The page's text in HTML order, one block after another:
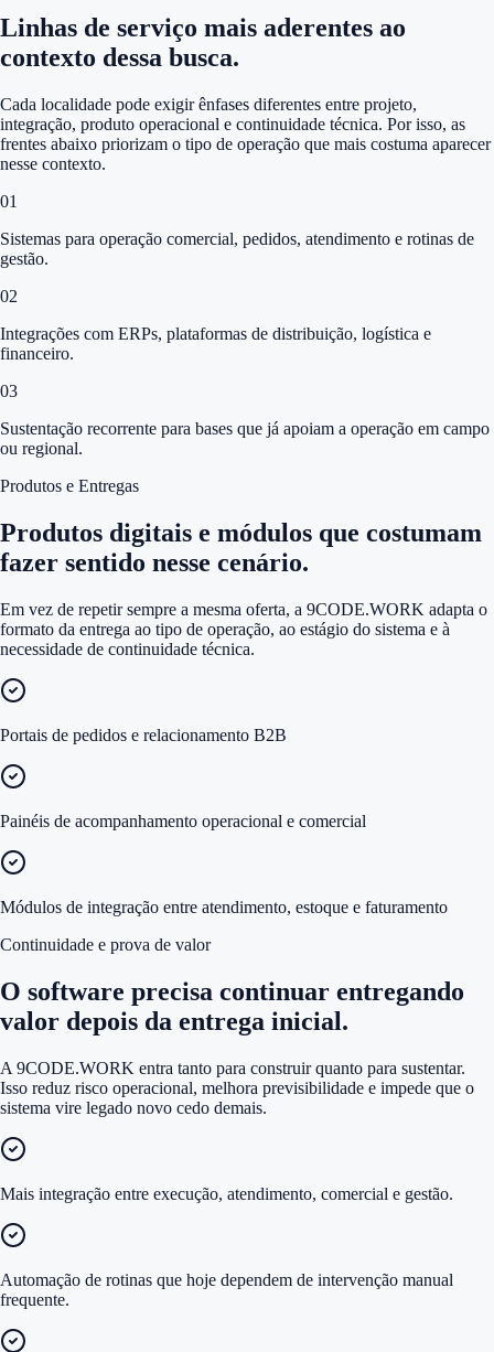
Linhas de serviço mais aderentes ao
contexto dessa busca.
Cada localidade pode exigir ênfases diferentes entre projeto,
integração, produto operacional e continuidade técnica. Por isso, as
frentes abaixo priorizam o tipo de operação que mais costuma aparecer
nesse contexto.
01
Sistemas para operação comercial, pedidos, atendimento e rotinas de
gestão.
02
Integrações com ERPs, plataformas de distribuição, logística e
financeiro.
03
Sustentação recorrente para bases que já apoiam a operação em campo
ou regional.
Produtos e Entregas
Produtos digitais e módulos que costumam
fazer sentido nesse cenário.
Em vez de repetir sempre a mesma oferta, a 9CODE.WORK adapta o
formato da entrega ao tipo de operação, ao estágio do sistema e à
necessidade de continuidade técnica.
Portais de pedidos e relacionamento B2B
Painéis de acompanhamento operacional e comercial
Módulos de integração entre atendimento, estoque e faturamento
Continuidade e prova de valor
O software precisa continuar entregando
valor depois da entrega inicial.
A 9CODE.WORK entra tanto para construir quanto para sustentar.
Isso reduz risco operacional, melhora previsibilidade e impede que o
sistema vire legado novo cedo demais.
Mais integração entre execução, atendimento, comercial e gestão.
Automação de rotinas que hoje dependem de intervenção manual
frequente.